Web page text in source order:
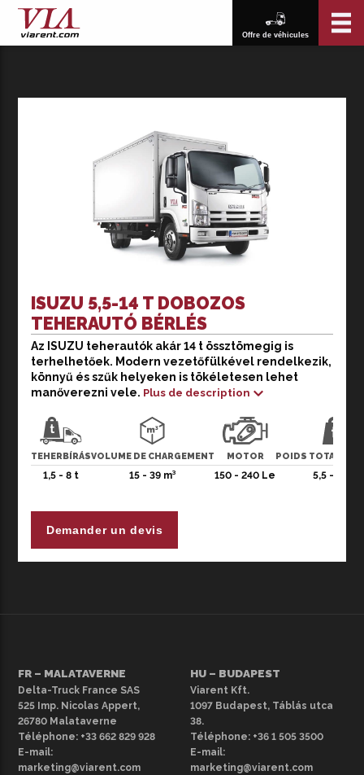
Offre de véhicules
ISUZU 5,5-14 T DOBOZOS
TEHERAUTÓ BÉRLÉS
Az ISUZU teherautók akár 14 t össztömegig is
terhelhetőek. Modern vezetőfülkével rendelkezik,
könnyű és szűk helyeken is tökéletesen lehet
manőverezni vele. Plus de description
TEHERBÍRÁS
1,5 - 8 t
VOLUME DE CHARGEMENT
15 - 39 m³
MOTOR
150 - 240 Le
POIDS TOTAL
5,5 - 14 t
Az ISUZU teherautók akár 14 t össztömegig is
terhelhetőek. Modern vezetőfülkével rendelkezik, könnyű
és szűk helyeken is tökéletesen lehet manőverezni vele.
változatban választható, Euro 6 -os motorral. 5
sebességes váltóval, elöl-hátul tárcsafékkel és laprugós
kerék felfüggesztéssel. Az legmegfelelőbb kialakítás
érdekében kérje személyre szabott ajánlatunkat
Felhívjuk figyelmét, hogy a képek csak illusztrációs
célokat szolgálnak, és a kínálatban lévő bérelhető
Demander un devis
FR – MALATAVERNE
Delta-Truck France SAS
525 Imp. Nicolas Appert,
26780 Malataverne
Téléphone: +33 662 829 928
E-mail:
marketing@viarent.com
HU – BUDAPEST
Viarent Kft.
1097 Budapest, Táblás utca
38.
Téléphone: +36 1 505 3500
E-mail:
marketing@viarent.com